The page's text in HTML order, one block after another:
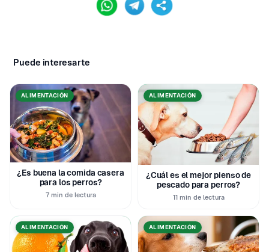
Puede interesarte
ALIMENTACIÓN
¿Es buena la comida casera
para los perros?
7 min de lectura
ALIMENTACIÓN
¿Cuál es el mejor pienso de
pescado para perros?
11 min de lectura
ALIMENTACIÓN ALIMENTACIÓN